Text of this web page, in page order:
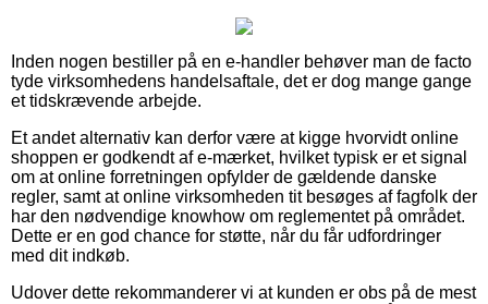
Inden nogen bestiller på en e-handler behøver man de facto
tyde virksomhedens handelsaftale, det er dog mange gange
et tidskrævende arbejde.
Et andet alternativ kan derfor være at kigge hvorvidt online
shoppen er godkendt af e-mærket, hvilket typisk er et signal
om at online forretningen opfylder de gældende danske
regler, samt at online virksomheden tit besøges af fagfolk der
har den nødvendige knowhow om reglementet på området.
Dette er en god chance for støtte, når du får udfordringer
med dit indkøb.
Udover dette rekommanderer vi at kunden er obs på de mest